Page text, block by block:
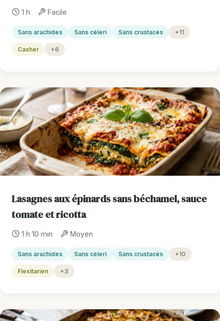
1 h Facile
Sans arachides Sans céleri Sans crustacés +11
Casher +6
Lasagnes aux épinards sans béchamel, sauce
tomate et ricotta
1 h 10 min Moyen
Sans arachides Sans céleri Sans crustacés +10
Flexitarien +3